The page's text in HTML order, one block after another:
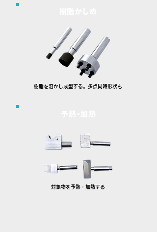
樹脂を溶かし成型する。 多点同時形状も
対象物を予熱・加熱する